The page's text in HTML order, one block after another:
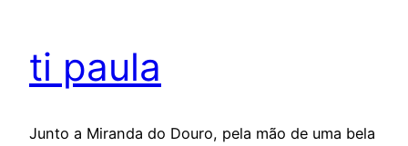
ti paula
Junto a Miranda do Douro, pela mão de uma bela